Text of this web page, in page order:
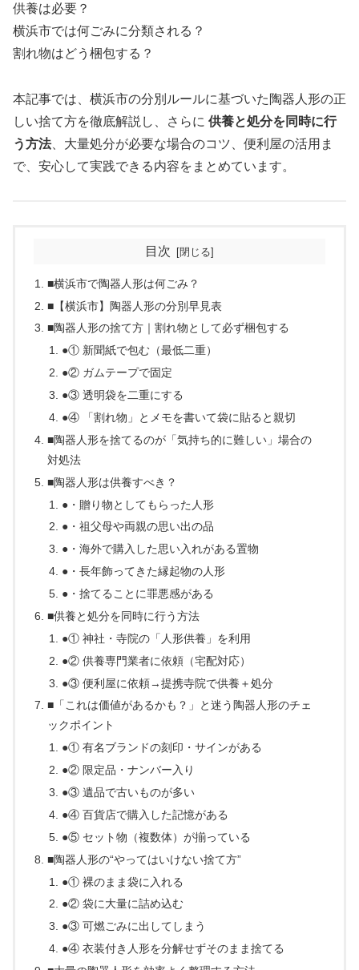
供養は必要？
横浜市では何ごみに分類される？
割れ物はどう梱包する？
本記事では、横浜市の分別ルールに基づいた陶器人形の正
しい捨て方を徹底解説し、さらに 供養と処分を同時に行
う方法、大量処分が必要な場合のコツ、便利屋の活用ま
で、安心して実践できる内容をまとめています。
目次
■横浜市で陶器人形は何ごみ？
■【横浜市】陶器人形の分別早見表
■陶器人形の捨て方｜割れ物として必ず梱包する
●① 新聞紙で包む（最低二重）
●② ガムテープで固定
●③ 透明袋を二重にする
●④ 「割れ物」とメモを書いて袋に貼ると親切
■陶器人形を捨てるのが「気持ち的に難しい」場合の
対処法
■陶器人形は供養すべき？
●・贈り物としてもらった人形
●・祖父母や両親の思い出の品
●・海外で購入した思い入れがある置物
●・長年飾ってきた縁起物の人形
●・捨てることに罪悪感がある
■供養と処分を同時に行う方法
●① 神社・寺院の「人形供養」を利用
●② 供養専門業者に依頼（宅配対応）
●③ 便利屋に依頼→提携寺院で供養＋処分
■「これは価値があるかも？」と迷う陶器人形のチェ
ックポイント
●① 有名ブランドの刻印・サインがある
●② 限定品・ナンバー入り
●③ 遺品で古いものが多い
●④ 百貨店で購入した記憶がある
●⑤ セット物（複数体）が揃っている
■陶器人形の“やってはいけない捨て方”
●① 裸のまま袋に入れる
●② 袋に大量に詰め込む
●③ 可燃ごみに出してしまう
●④ 衣装付き人形を分解せずそのまま捨てる